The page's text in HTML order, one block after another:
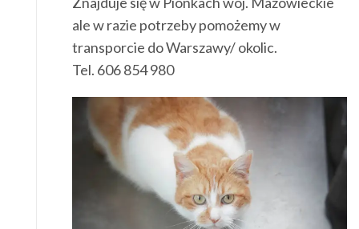
ale w razie potrzeby pomożemy w
transporcie do Warszawy/ okolic.
Tel. 606 854 980